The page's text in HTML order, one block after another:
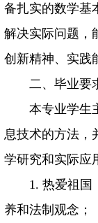
备扎实的数学基
解决实际问题，
创新精神、实践
二、毕业要
本专业学生
息技术的方法，
学研究和实际应
1. 热爱祖国
养和法制观念；